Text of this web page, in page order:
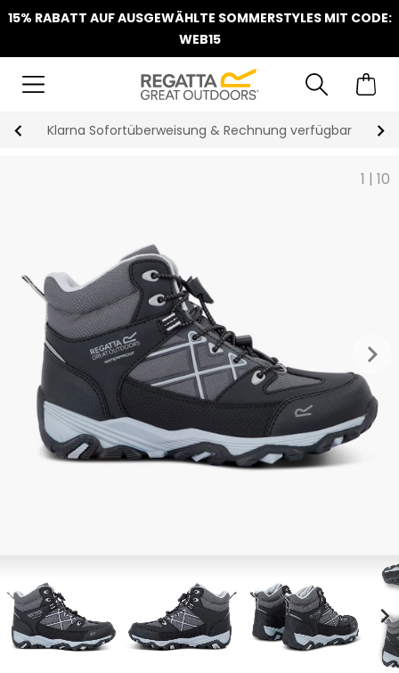
15% RABATT AUF AUSGEWÄHLTE SOMMERSTYLES MIT CODE:
WEB15
Klarna Sofortüberweisung & Rechnung verfügbar
1 | 10
keyboard_arrow_right
chevron_right